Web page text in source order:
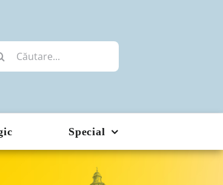
Special